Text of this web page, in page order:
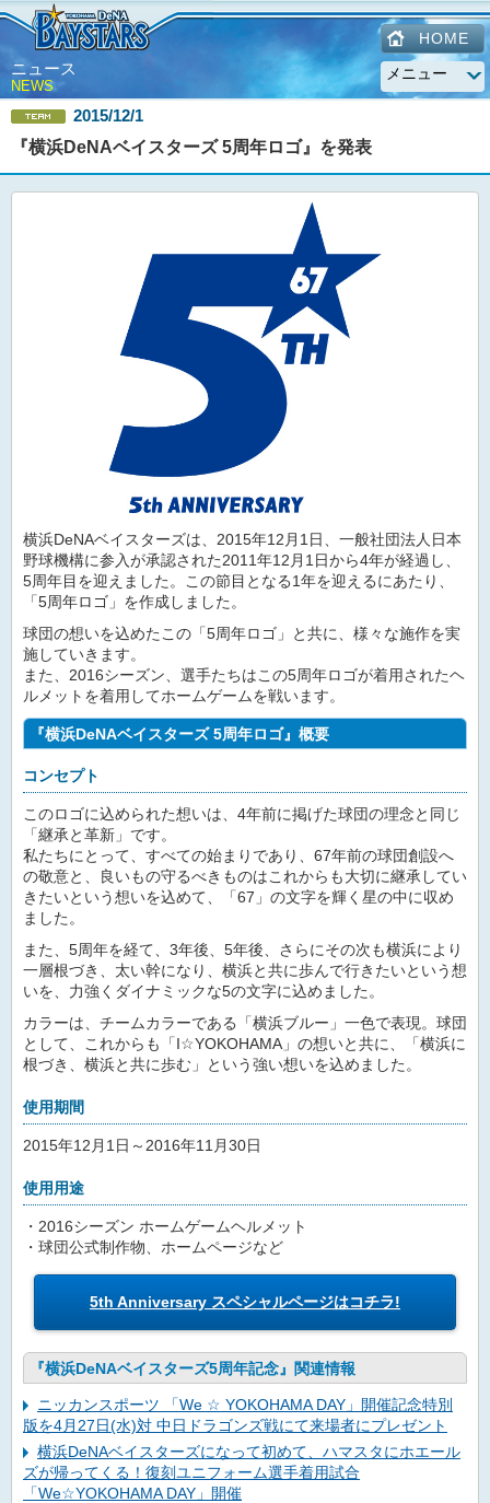
HOME
ニュース
NEWS
2015/12/1
『横浜DeNAベイスターズ 5周年ロゴ』を発表
横浜DeNAベイスターズは、2015年12月1日、一般社団法人日本
野球機構に参入が承認された2011年12月1日から4年が経過し、
5周年目を迎えました。この節目となる1年を迎えるにあたり、
「5周年ロゴ」を作成しました。
球団の想いを込めたこの「5周年ロゴ」と共に、様々な施作を実
施していきます。
また、2016シーズン、選手たちはこの5周年ロゴが着用されたヘ
ルメットを着用してホームゲームを戦います。
『横浜DeNAベイスターズ 5周年ロゴ』概要
コンセプト
このロゴに込められた想いは、4年前に掲げた球団の理念と同じ
「継承と革新」です。
私たちにとって、すべての始まりであり、67年前の球団創設へ
の敬意と、良いもの守るべきものはこれからも大切に継承してい
きたいという想いを込めて、「67」の文字を輝く星の中に収め
ました。
また、5周年を経て、3年後、5年後、さらにその次も横浜により
一層根づき、太い幹になり、横浜と共に歩んで行きたいという想
いを、力強くダイナミックな5の文字に込めました。
カラーは、チームカラーである「横浜ブルー」一色で表現。球団
として、これからも「I☆YOKOHAMA」の想いと共に、「横浜に
根づき、横浜と共に歩む」という強い想いを込めました。
使用期間
2015年12月1日～2016年11月30日
使用用途
・2016シーズン ホームゲームヘルメット
・球団公式制作物、ホームページなど
5th Anniversary スペシャルページはコチラ!
『横浜DeNAベイスターズ5周年記念』関連情報
ニッカンスポーツ 「We ☆ YOKOHAMA DAY」開催記念特別
版を4月27日(水)対 中日ドラゴンズ戦にて来場者にプレゼント
横浜DeNAベイスターズになって初めて、ハマスタにホエール
ズが帰ってくる！復刻ユニフォーム選手着用試合
「We☆YOKOHAMA DAY」開催